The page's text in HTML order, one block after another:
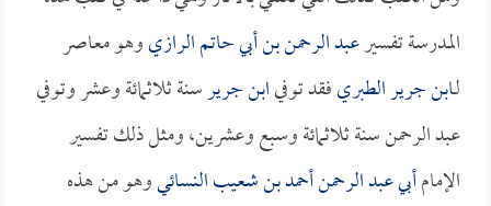
المدرسة تفسيرعبد الرحمن بن أبي حاتم الرازيوهو معاصر
لـابن جرير الطبريفقد توفيابن جريرسنة ثلاثمائة وعشر وتوفي
عبد الرحمن سنة ثلاثمائة وسبع وعشرين، ومثل ذلك تفسير
الإمامأبي عبد الرحمن أحمد بن شعيب النسائيوهو من هذه